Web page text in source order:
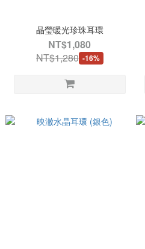
晶瑩暖光珍珠耳環
NT$1,080
NT$1,280 -16%